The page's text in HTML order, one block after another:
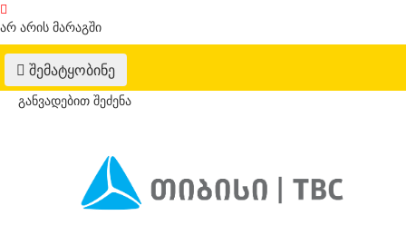
არ არის მარაგში
შემატყობინე
განვადებით შეძენა